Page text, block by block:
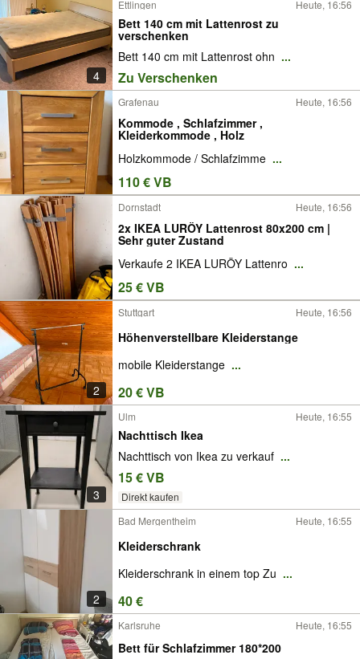
4
Ettlingen Heute, 16:56
Bett 140 cm mit Lattenrost zu
verschenken
Bett 140 cm mit Lattenrost ohn ...
Zu Verschenken
Grafenau Heute, 16:56
Kommode , Schlafzimmer ,
Kleiderkommode , Holz
Holzkommode / Schlafzimme ...
110 € VB
Dornstadt Heute, 16:56
2x IKEA LURÖY Lattenrost 80x200 cm |
Sehr guter Zustand
Verkaufe 2 IKEA LURÖY Lattenro ...
25 € VB
2
Stuttgart Heute, 16:56
Höhenverstellbare Kleiderstange
mobile Kleiderstange ...
20 € VB
3
Ulm Heute, 16:55
Nachttisch Ikea
Nachttisch von Ikea zu verkauf ...
15 € VB
Direkt kaufen
2
Bad Mergentheim Heute, 16:55
Kleiderschrank
Kleiderschrank in einem top Zu ...
40 €
Karlsruhe Heute, 16:55
Bett für Schlafzimmer 180*200